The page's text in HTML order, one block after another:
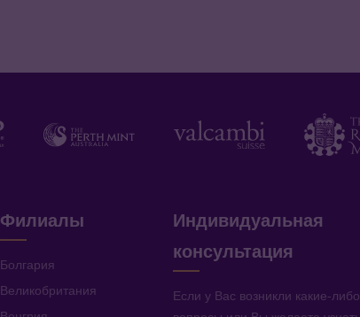
Филиалы
Болгария
Великобритания
Индивидуальная
консультация
Если у Вас возникли какие-либо